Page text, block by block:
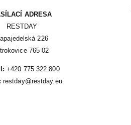
ADRESA
RESTDAY
226
765 02
+420 775 322 800
restday@restday.eu